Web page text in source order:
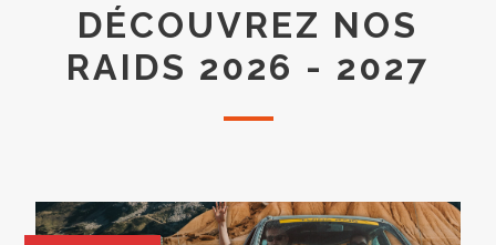
DÉCOUVREZ NOS
RAIDS 2026 - 2027